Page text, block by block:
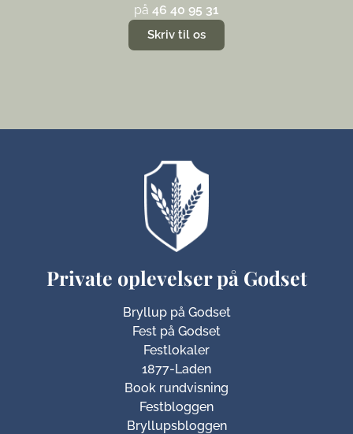
på 46 40 95 31
Skriv til os
Private oplevelser på Godset
Bryllup på Godset
Fest på Godset
Festlokaler
1877-Laden
Book rundvisning
Festbloggen
Bryllupsbloggen